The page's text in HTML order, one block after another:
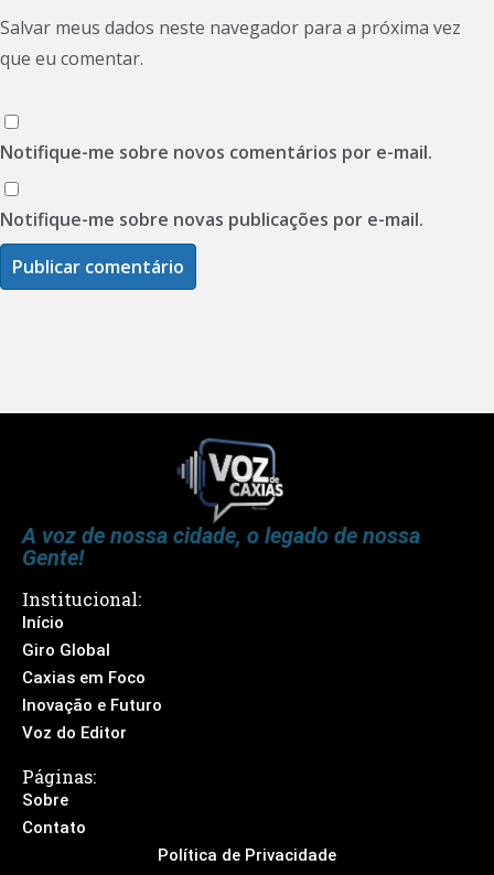
Salvar meus dados neste navegador para a próxima vez
que eu comentar.
Notifique-me sobre novos comentários por e-mail.
Notifique-me sobre novas publicações por e-mail.
A voz de nossa cidade, o legado de nossa
Gente!
Institucional:
Início
Giro Global
Caxias em Foco
Inovação e Futuro
Voz do Editor
Páginas:
Sobre
Contato
Política de Privacidade